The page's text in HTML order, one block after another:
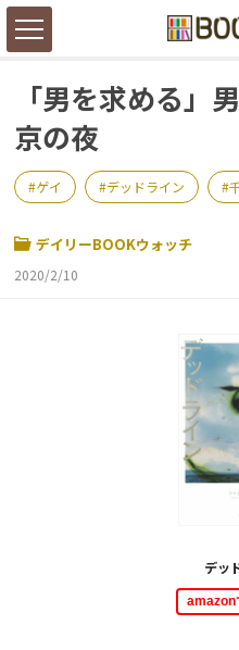
「男を求める」
京の夜
ゲイ デッドライン
デイリーBOOKウォッチ
2020/2/10
デッ
amazon